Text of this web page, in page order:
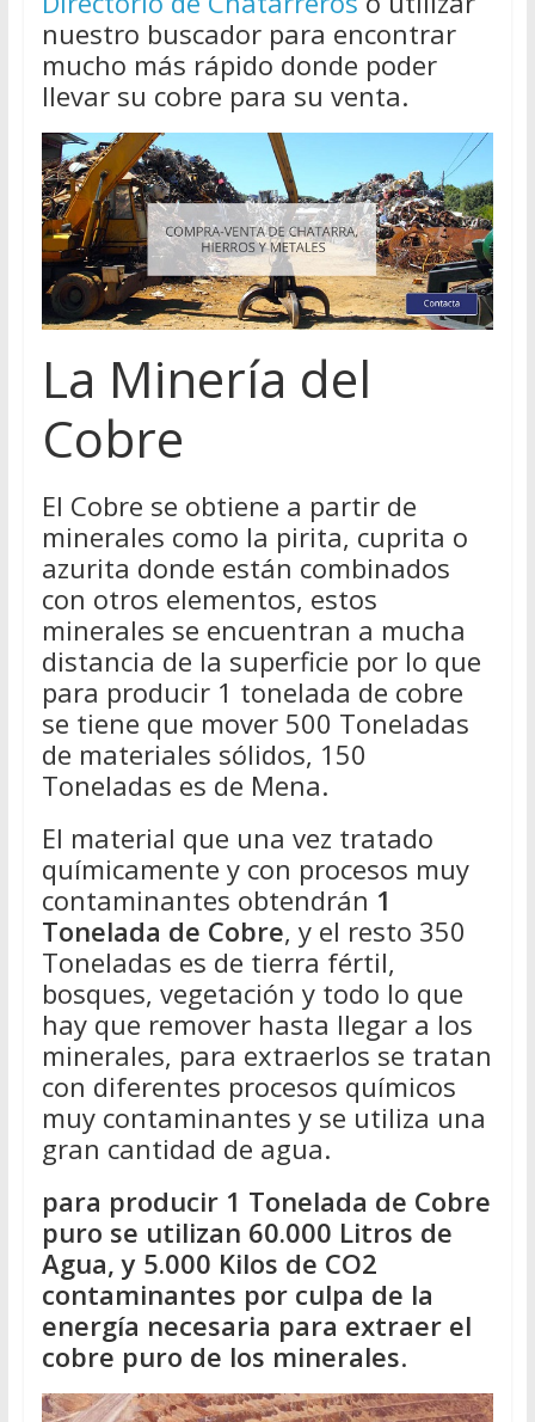
nuestro buscador para encontrar
mucho más rápido donde poder
llevar su cobre para su venta.
La Minería del
Cobre
El Cobre se obtiene a partir de
minerales como la pirita, cuprita o
azurita donde están combinados
con otros elementos, estos
minerales se encuentran a mucha
distancia de la superficie por lo que
para producir 1 tonelada de cobre
se tiene que mover 500 Toneladas
de materiales sólidos, 150
Toneladas es de Mena.
El material que una vez tratado
químicamente y con procesos muy
contaminantes obtendrán 1
Tonelada de Cobre, y el resto 350
Toneladas es de tierra fértil,
bosques, vegetación y todo lo que
hay que remover hasta llegar a los
minerales, para extraerlos se tratan
con diferentes procesos químicos
muy contaminantes y se utiliza una
gran cantidad de agua.
para producir 1 Tonelada de Cobre
puro se utilizan 60.000 Litros de
Agua, y 5.000 Kilos de CO2
contaminantes por culpa de la
energía necesaria para extraer el
cobre puro de los minerales.